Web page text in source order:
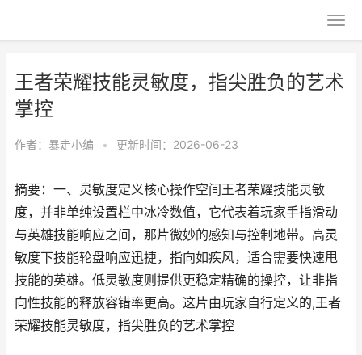
王者荣耀技能灵敏度，指尖胜负的艺术
掌控
作者： 暴走小编 • 更新时间：2026-06-23
摘要：一、灵敏度定义核心操作空间王者荣耀技能灵敏
度，并非单纯设置栏中冰冷数值，它代表着玩家手指滑动
与英雄技能响应之间，那片微妙的感知与控制地带。高灵
敏度下技能轮盘响应迅捷，指向如疾风，适合需要快速甩
技能的英雄。低灵敏度则提供更稳定精确的操控，让非指
向性技能的释放容错率更高。这片由玩家自行定义的,王者
荣耀技能灵敏度，指尖胜负的艺术掌控